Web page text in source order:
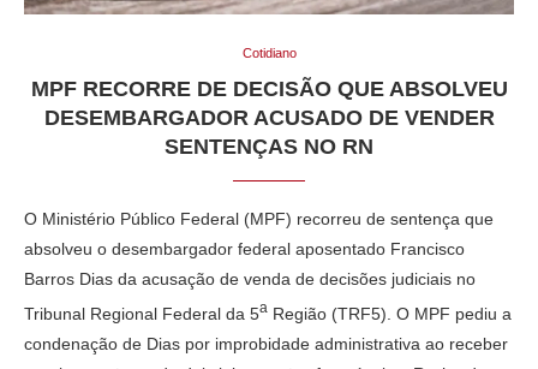
Cotidiano
MPF RECORRE DE DECISÃO QUE ABSOLVEU
DESEMBARGADOR ACUSADO DE VENDER
SENTENÇAS NO RN
O Ministério Público Federal (MPF) recorreu de sentença que
absolveu o desembargador federal aposentado Francisco
Barros Dias da acusação de venda de decisões judiciais no
Tribunal Regional Federal da 5a Região (TRF5). O MPF pediu a
condenação de Dias por improbidade administrativa ao receber